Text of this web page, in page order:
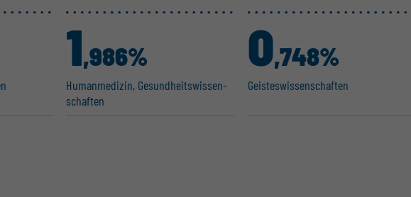
Human­me­dizin, Gesund­heits­wis­sen­
schaften
1,986%
Geistes­wis­sen­schaften
0,748%